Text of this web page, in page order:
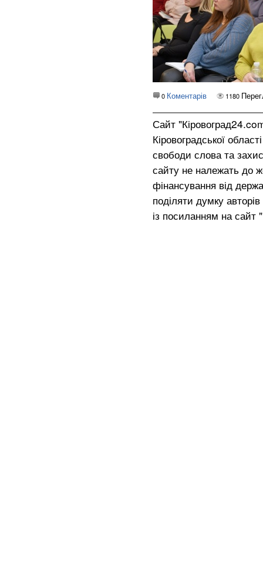
0 Коментарів 1180
Сайт
Кіровоградської
свободи слова та
сайту не належать до
фінансування від
поділяти думку
із посиланням на сайт